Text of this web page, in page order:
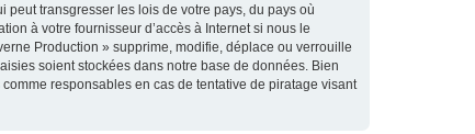
transgresser les lois de votre pays, du pays où
à votre fournisseur d’accès à Internet si nous le
Production » supprime, modifie, déplace ou verrouille
soient stockées dans notre base de données. Bien
responsables en cas de tentative de piratage visant